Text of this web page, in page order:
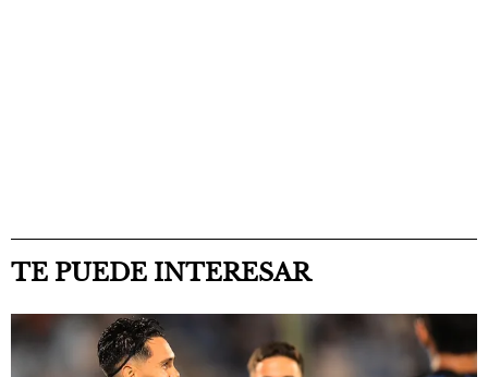
TE PUEDE INTERESAR